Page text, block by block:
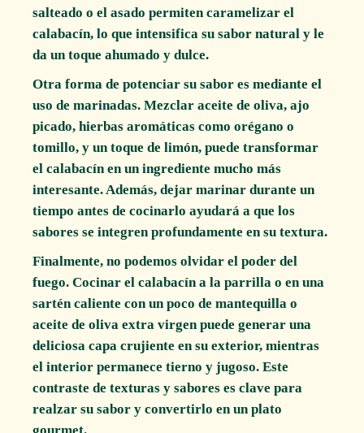
salteado o el asado permiten caramelizar el
calabacín, lo que intensifica su sabor natural y le
da un toque ahumado y dulce.
Otra forma de potenciar su sabor es mediante el
uso de marinadas. Mezclar aceite de oliva, ajo
picado, hierbas aromáticas como orégano o
tomillo, y un toque de limón, puede transformar
el calabacín en un ingrediente mucho más
interesante. Además, dejar marinar durante un
tiempo antes de cocinarlo ayudará a que los
sabores se integren profundamente en su textura.
Finalmente, no podemos olvidar el poder del
fuego. Cocinar el calabacín a la parrilla o en una
sartén caliente con un poco de mantequilla o
aceite de oliva extra virgen puede generar una
deliciosa capa crujiente en su exterior, mientras
el interior permanece tierno y jugoso. Este
contraste de texturas y sabores es clave para
realzar su sabor y convertirlo en un plato
gourmet.